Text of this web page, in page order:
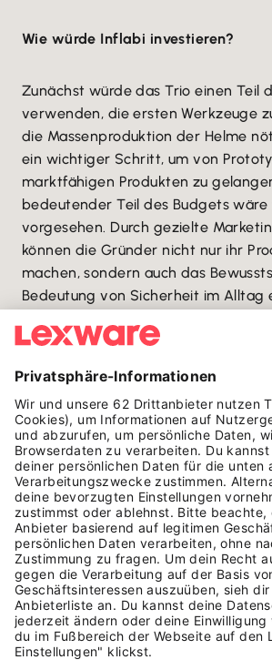
Wie würde Inflabi investieren?
Zunächst würde das Trio einen Teil
verwenden, die ersten Werkzeuge
die Massenproduktion der Helme
ein wichtiger Schritt, um von
marktfähigen Produkten zu
bedeutender Teil des Budgets
vorgesehen. Durch gezielte
können die Gründer nicht nur ihr
machen, sondern auch das
Bedeutung von Sicherheit im Alltag
Mehr zuInflabi: www.inflabi.com
AUF EINEN BLICK
HÄUFIGE FRAGEN ZU
Was ist Inflabi?
Inflabi wurde von den
Julian Wiebke und Jonas Engelhardt